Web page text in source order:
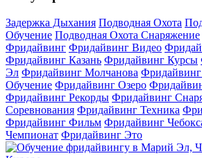
Задержка Дыхания Подводная Охота
Обучение Подводная Охота Снаряжение
Фридайвинг Фридайвинг Видео
Фридайвинг Казань Фридайвинг Курсы
Эл Фридайвинг Молчанова
Обучение Фридайвинг Озеро
Фридайвинг Рекорды Фридайвинг
Соревнования Фридайвинг Техника
Фридайвинг Фильм Фридайвинг
Чемпионат Фридайвинг Это